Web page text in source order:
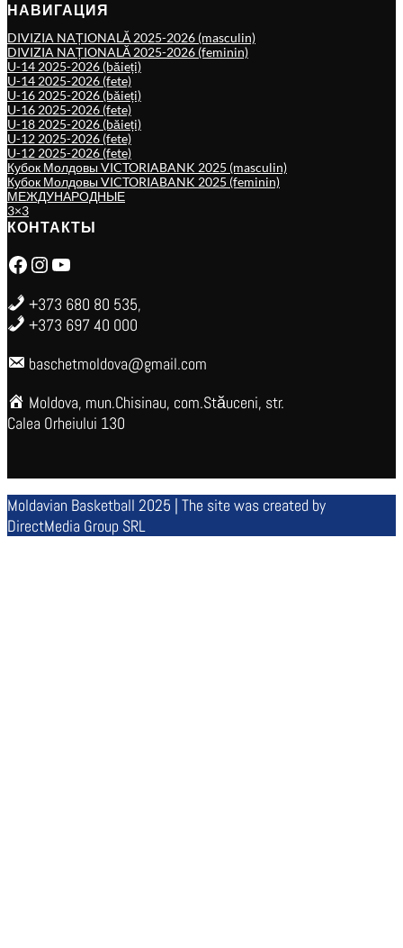
НАВИГАЦИЯ
DIVIZIA NAȚIONALĂ 2025-2026 (masculin)
DIVIZIA NAȚIONALĂ 2025-2026 (feminin)
U-14 2025-2026 (băieți)
U-14 2025-2026 (fete)
U-16 2025-2026 (băieți)
U-16 2025-2026 (fete)
U-18 2025-2026 (băieți)
U-12 2025-2026 (fete)
U-12 2025-2026 (fete)
Кубок Молдовы VICTORIABANK 2025 (masculin)
Кубок Молдовы VICTORIABANK 2025 (feminin)
МЕЖДУНАРОДНЫЕ
3×3
КОНТАКТЫ
Facebook Instagram YouTube
+373 680 80 535,
+373 697 40 000
baschetmoldova@gmail.com
Moldova, mun.Chisinau, com.Stăuceni, str.
Calea Orheiului 130
Moldavian Basketball 2025 | The site was created by
DirectMedia Group SRL